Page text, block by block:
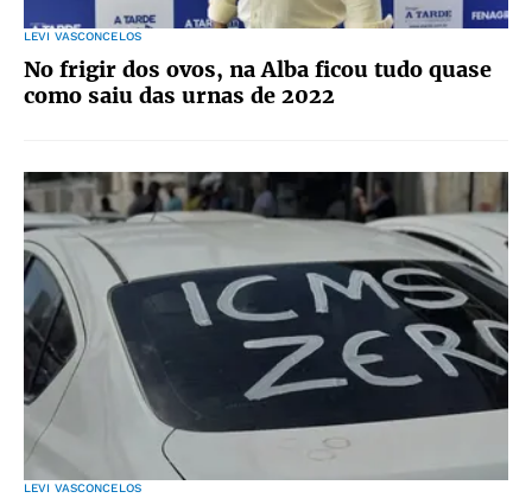
LEVI VASCONCELOS
No frigir dos ovos, na Alba ficou tudo quase
como saiu das urnas de 2022
LEVI VASCONCELOS